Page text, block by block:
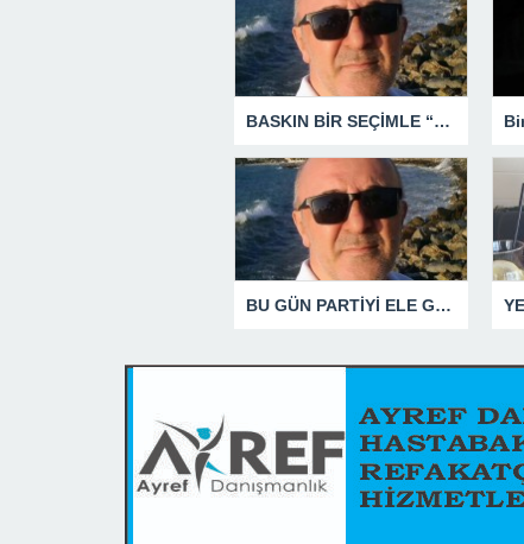
BASKIN BİR SEÇİMLE “YENİ PARTİ”Yİ DEVRE DIŞI BIRAKMAK İÇİN DÜĞMEYE Mİ BASILDI?
BU GÜN PARTİYİ ELE GEÇİRDİĞİNİ ZANNEDENLER YAKIN BİR GELECEKTE SİYASETİN ÇÖPLÜĞÜNDE YERİNİ ALACAKTIR